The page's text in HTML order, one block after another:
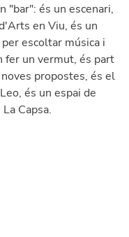
"bar": és un escenari,
en Viu, és un
escoltar música i
fer un vermut, és part
propostes, és el
és un espai de
Capsa.